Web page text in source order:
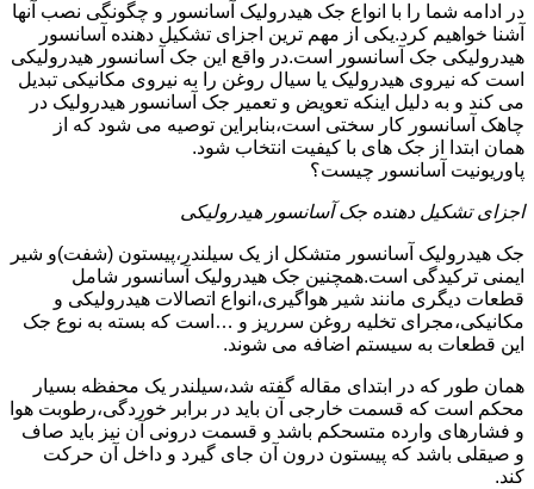
در ادامه شما را با انواع جک هیدرولیک آسانسور و چگونگی نصب آنها
آشنا خواهیم کرد.یکی از مهم ترین اجزای تشکیل دهنده آسانسور
هیدرولیکی جک آسانسور است.در واقع این جک آسانسور هیدرولیکی
است که نیروی هیدرولیک یا سیال روغن را به نیروی مکانیکی تبدیل
می کند و به دلیل اینکه تعویض و تعمیر جک آسانسور هیدرولیک در
چاهک آسانسور کار سختی است،بنابراین توصیه می شود که از
همان ابتدا از جک های با کیفیت انتخاب شود.
پاوریونیت آسانسور چیست؟
اجزای تشکیل دهنده جک آسانسور هیدرولیکی
جک هیدرولیک آسانسور متشکل از یک سیلندر،پیستون (شفت)و شیر
ایمنی ترکیدگی است.همچنین جک هیدرولیک آسانسور شامل
قطعات دیگری مانند شیر هواگیری،انواع اتصالات هیدرولیکی و
مکانیکی،مجرای تخلیه روغن سرریز و …است که بسته به نوع جک
این قطعات به سیستم اضافه می شوند.
همان طور که در ابتدای مقاله گفته شد،سیلندر یک محفظه بسیار
محکم است که قسمت خارجی آن باید در برابر خوردگی،رطوبت هوا
و فشارهای وارده متسحکم باشد و قسمت درونی آن نیز باید صاف
و صیقلی باشد که پیستون درون آن جای گیرد و داخل آن حرکت
کند.